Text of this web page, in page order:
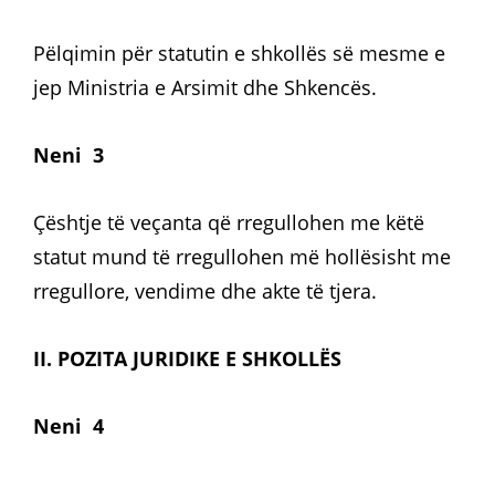
Pëlqimin për statutin e shkollës së mesme e
jep Ministria e Arsimit dhe Shkencës.
Neni 3
Çështje të veçanta që rregullohen me këtë
statut mund të rregullohen më hollësisht me
rregullore, vendime dhe akte të tjera.
II. POZITA JURIDIKE E SHKOLLËS
Neni 4